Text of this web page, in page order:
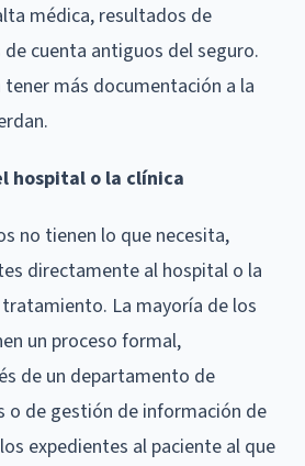
médica, resultados de
cuenta antiguos del seguro.
tener más documentación a la
hospital o la clínica
no tienen lo que necesita,
directamente al hospital o la
La mayoría de los
un proceso formal,
de un departamento de
o de gestión de información de
expedientes al paciente al que